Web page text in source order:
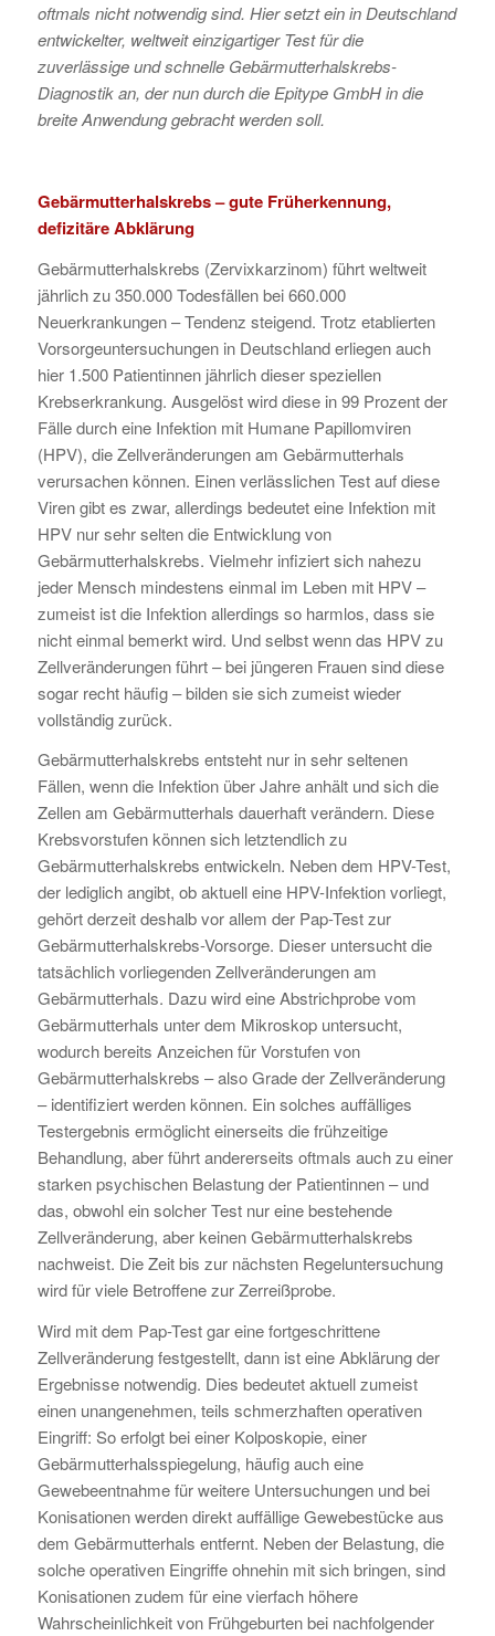
oftmals nicht notwendig sind. Hier setzt ein in Deutschland
entwickelter, weltweit einzigartiger Test für die
zuverlässige und schnelle Gebärmutterhalskrebs-
Diagnostik an, der nun durch die Epitype GmbH in die
breite Anwendung gebracht werden soll.
Gebärmutterhalskrebs – gute Früherkennung,
defizitäre Abklärung
Gebärmutterhalskrebs (Zervixkarzinom) führt weltweit
jährlich zu 350.000 Todesfällen bei 660.000
Neuerkrankungen – Tendenz steigend. Trotz etablierten
Vorsorgeuntersuchungen in Deutschland erliegen auch
hier 1.500 Patientinnen jährlich dieser speziellen
Krebserkrankung. Ausgelöst wird diese in 99 Prozent der
Fälle durch eine Infektion mit Humane Papillomviren
(HPV), die Zellveränderungen am Gebärmutterhals
verursachen können. Einen verlässlichen Test auf diese
Viren gibt es zwar, allerdings bedeutet eine Infektion mit
HPV nur sehr selten die Entwicklung von
Gebärmutterhalskrebs. Vielmehr infiziert sich nahezu
jeder Mensch mindestens einmal im Leben mit HPV –
zumeist ist die Infektion allerdings so harmlos, dass sie
nicht einmal bemerkt wird. Und selbst wenn das HPV zu
Zellveränderungen führt – bei jüngeren Frauen sind diese
sogar recht häufig – bilden sie sich zumeist wieder
vollständig zurück.
Gebärmutterhalskrebs entsteht nur in sehr seltenen
Fällen, wenn die Infektion über Jahre anhält und sich die
Zellen am Gebärmutterhals dauerhaft verändern. Diese
Krebsvorstufen können sich letztendlich zu
Gebärmutterhalskrebs entwickeln. Neben dem HPV-Test,
der lediglich angibt, ob aktuell eine HPV-Infektion vorliegt,
gehört derzeit deshalb vor allem der Pap-Test zur
Gebärmutterhalskrebs-Vorsorge. Dieser untersucht die
tatsächlich vorliegenden Zellveränderungen am
Gebärmutterhals. Dazu wird eine Abstrichprobe vom
Gebärmutterhals unter dem Mikroskop untersucht,
wodurch bereits Anzeichen für Vorstufen von
Gebärmutterhalskrebs – also Grade der Zellveränderung
– identifiziert werden können. Ein solches auffälliges
Testergebnis ermöglicht einerseits die frühzeitige
Behandlung, aber führt andererseits oftmals auch zu einer
starken psychischen Belastung der Patientinnen – und
das, obwohl ein solcher Test nur eine bestehende
Zellveränderung, aber keinen Gebärmutterhalskrebs
nachweist. Die Zeit bis zur nächsten Regeluntersuchung
wird für viele Betroffene zur Zerreißprobe.
Wird mit dem Pap-Test gar eine fortgeschrittene
Zellveränderung festgestellt, dann ist eine Abklärung der
Ergebnisse notwendig. Dies bedeutet aktuell zumeist
einen unangenehmen, teils schmerzhaften operativen
Eingriff: So erfolgt bei einer Kolposkopie, einer
Gebärmutterhalsspiegelung, häufig auch eine
Gewebeentnahme für weitere Untersuchungen und bei
Konisationen werden direkt auffällige Gewebestücke aus
dem Gebärmutterhals entfernt. Neben der Belastung, die
solche operativen Eingriffe ohnehin mit sich bringen, sind
Konisationen zudem für eine vierfach höhere
Wahrscheinlichkeit von Frühgeburten bei nachfolgender